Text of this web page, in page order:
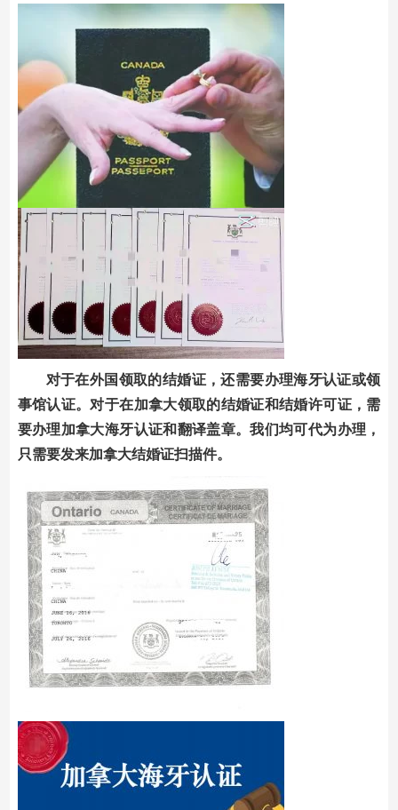
对于在外国领取的结婚证，还需要办理海牙认证或领
事馆认证。对于在加拿大领取的结婚证和结婚许可证，需
要办理加拿大海牙认证和翻译盖章。我们均可代为办理，
只需要发来加拿大结婚证扫描件。